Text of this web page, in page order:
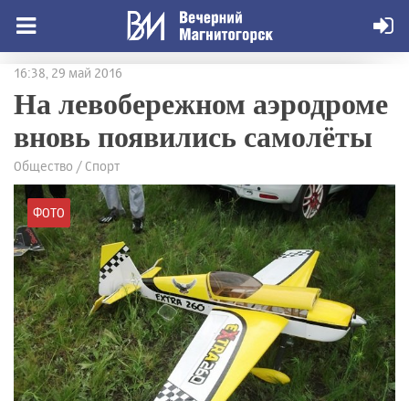
16:38, 29 май 2016
На левобережном аэродроме
вновь появились самолёты
Общество / Спорт
ФОТО